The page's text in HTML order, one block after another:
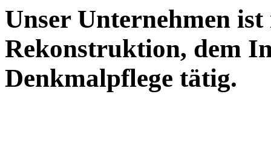
Unser Unternehmen
Rekonstruktion, dem
Denkmalpflege tätig.